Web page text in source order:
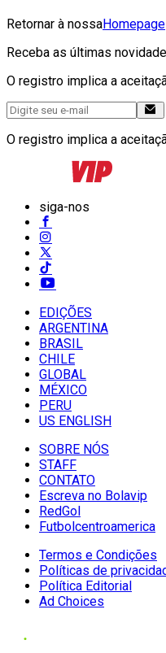
Retornar à nossaHomepage
Receba as últimas
O registro implica a
O registro implica a
siga-nos
EDIÇÕES
ARGENTINA
BRASIL
CHILE
GLOBAL
MÉXICO
PERU
US ENGLISH
SOBRE NÓS
STAFF
CONTATO
Escreva no Bolavip
RedGol
Futbolcentroamerica
Termos e Condições
Políticas de
Política Editorial
Ad Choices